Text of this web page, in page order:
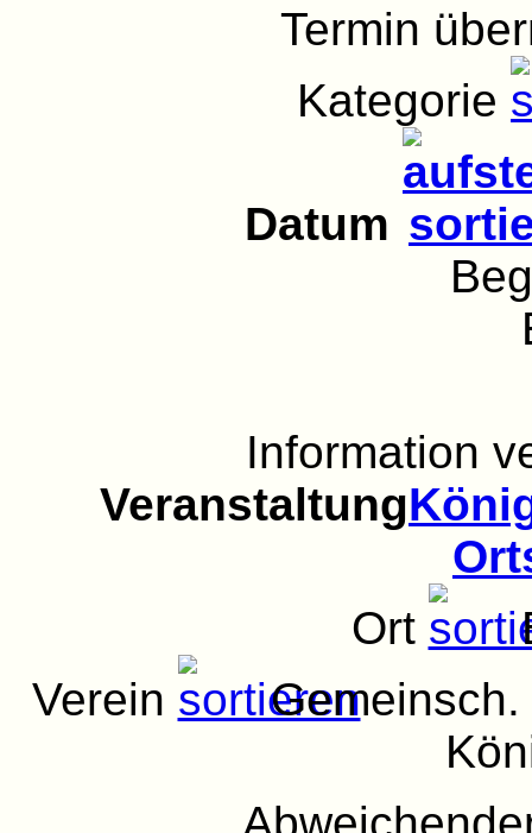
Termin
Kategorie
Datum
Information
Veranstaltung
Ort
Verein